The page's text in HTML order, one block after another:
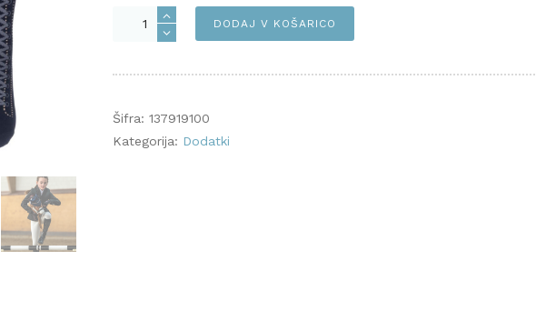
Nogavice
jahanje
DODAJ V KOŠARICO
Šifra: 137919100
Kategorija: Dodatki